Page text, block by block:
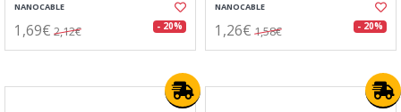
NANOCABLE
1,69€ 2,12€ - 20%
NANOCABLE
1,26€ 1,58€ - 20%